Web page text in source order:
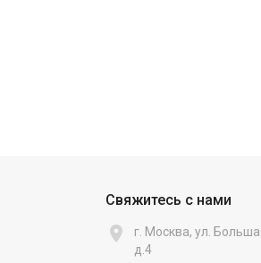
Свяжитесь с нами

г. Москва, ул.
д.4